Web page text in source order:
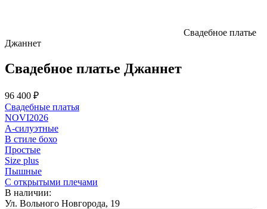
Свадебное платье
Джаннет
Свадебное платье Джаннет
96 400 ₽
Свадебные платья
NOVI2026
А-силуэтные
В стиле бохо
Простые
Size plus
Пышные
С открытыми плечами
В наличии:
Ул. Вольного Новгорода, 19